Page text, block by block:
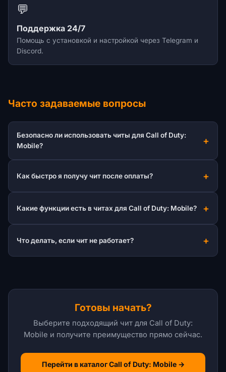
💬
Поддержка 24/7
Помощь с установкой и настройкой через Telegram и
Discord.
Часто задаваемые вопросы
Безопасно ли использовать читы для Call of Duty:
Mobile?
Как быстро я получу чит после оплаты?
Какие функции есть в читах для Call of Duty: Mobile?
Что делать, если чит не работает?
Готовы начать?
Выберите подходящий чит для Call of Duty:
Mobile и получите преимущество прямо сейчас.
Перейти в каталог Call of Duty: Mobile →